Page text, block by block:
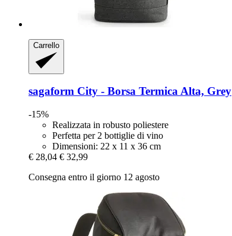
Carrello
sagaform City -​ Borsa Termica Alta, Grey
-15%
Realizzata in robusto poliestere
Perfetta per 2 bottiglie di vino
Dimensioni: 22 x 11 x 36 cm
€ 28,04 € 32,99
Consegna entro il giorno 12 agosto